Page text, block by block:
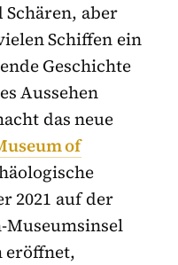
aber
Schiffen ein
Geschichte
Aussehen
das neue
of
2021 auf der
eröffnet,